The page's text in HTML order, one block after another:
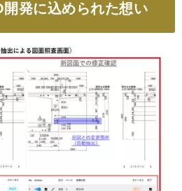
開発に込められた想い